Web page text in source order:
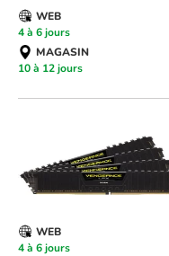
WEB
4 à 6 jours
MAGASIN
10 à 12 jours
WEB
4 à 6 jours